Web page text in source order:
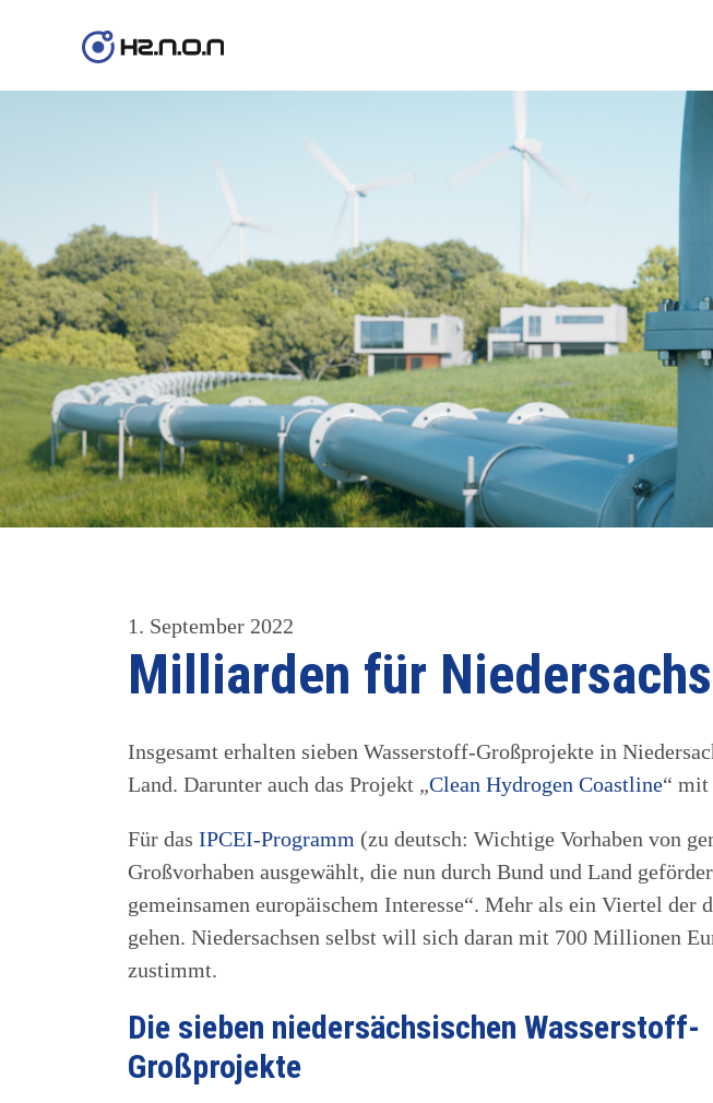
1. September 2022
Milliarden für
Insgesamt erhalten sieben Wasserstoff-Großprojekte in
Land. Darunter auch das Projekt „Clean Hydrogen Coastline“
Für das IPCEI-Programm (zu deutsch: Wichtige Vorhaben von
Großvorhaben ausgewählt, die nun durch Bund und Land
gemeinsamen europäischem Interesse“. Mehr als ein Viertel
gehen. Niedersachsen selbst will sich daran mit 700 Millionen
zustimmt.
Die sieben niedersächsischen Wasserstoff-
Großprojekte